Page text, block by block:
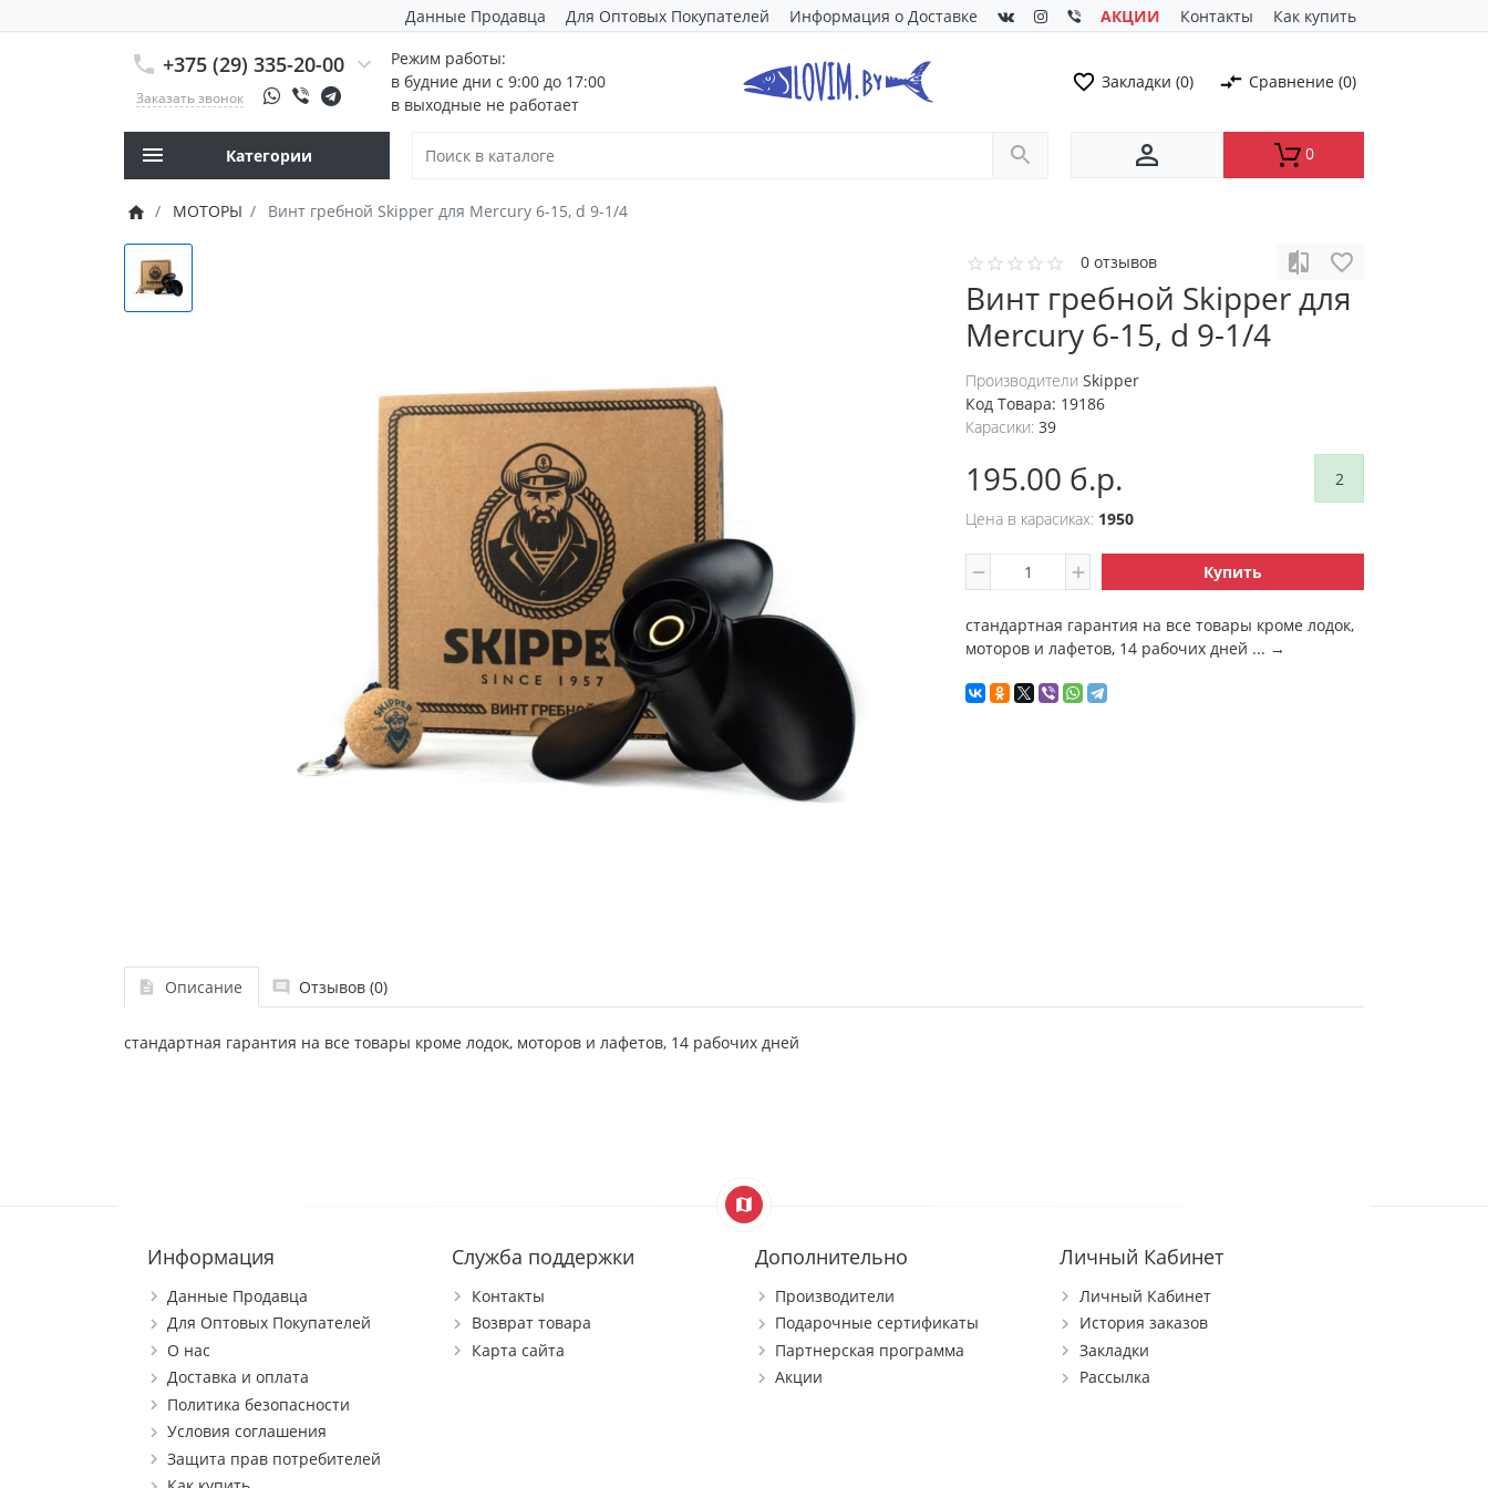
Данные Продавца Для Оптовых Покупателей Информация о Доставке АКЦИИ Контакты Как купить
+375 (29) 335-20-00
Заказать звонок
Режим работы:
в будние дни с 9:00 до 17:00
в выходные не работает
Закладки (0) Сравнение (0)
Категории 0
МОТОРЫ Винт гребной Skipper для Mercury 6-15, d 9-1/4
0 отзывов
Винт гребной Skipper для
Mercury 6-15, d 9-1/4
Производители Skipper
Код Товара: 19186
Карасики: 39
195.00 б.р.
2
Цена в карасиках: 1950
Купить
стандартная гарантия на все товары кроме лодок,
моторов и лафетов, 14 рабочих дней ... →
Описание Отзывов (0)
стандартная гарантия на все товары кроме лодок, моторов и лафетов, 14 рабочих дней
Информация
Данные Продавца
Для Оптовых Покупателей
О нас
Доставка и оплата
Политика безопасности
Условия соглашения
Защита прав потребителей
Служба поддержки
Контакты
Возврат товара
Карта сайта
Дополнительно
Производители
Подарочные сертификаты
Партнерская программа
Акции
Личный Кабинет
Личный Кабинет
История заказов
Закладки
Рассылка